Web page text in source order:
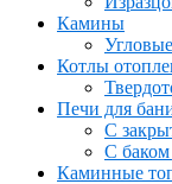
Камины
Угловые
Котлы
Печи для
С
С
Каминные